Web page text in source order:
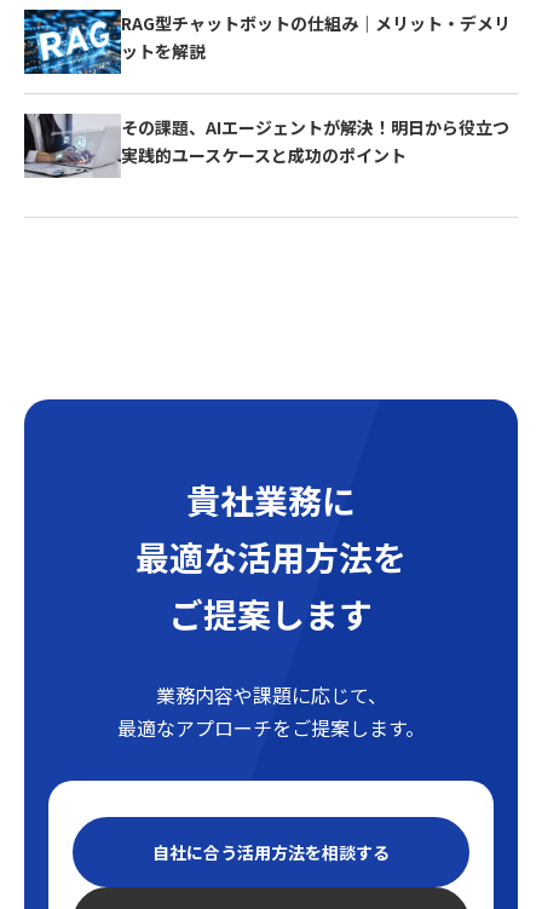
RAG型チャットボットの仕組み｜メリット・デメリ
ットを解説
その課題、AIエージェントが解決！明日から役立つ
実践的ユースケースと成功のポイント
貴社業務に
最適な活用方法を
ご提案します
業務内容や課題に応じて、
最適なアプローチをご提案します。
自社に合う活用方法を相談する